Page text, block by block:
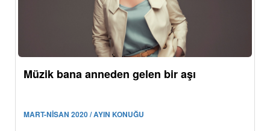
Müzik bana anneden gelen bir aşı
MART-NİSAN 2020 / AYIN KONUĞU